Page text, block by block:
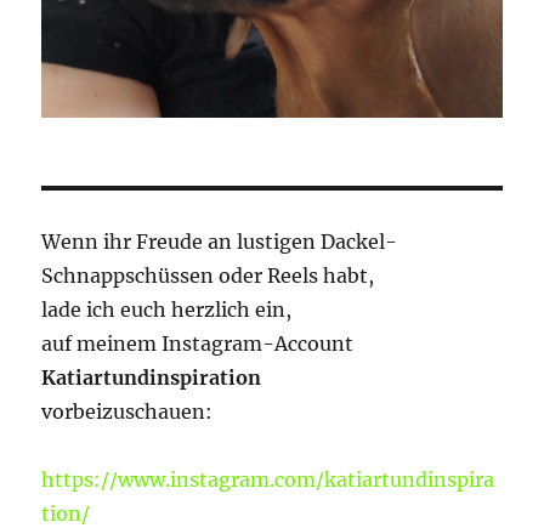
Wenn ihr Freude an lustigen Dackel-
Schnappschüssen oder Reels habt,
lade ich euch herzlich ein,
auf meinem Instagram-Account
Katiartundinspiration
vorbeizuschauen:
https://www.instagram.com/katiartundinspira
tion/